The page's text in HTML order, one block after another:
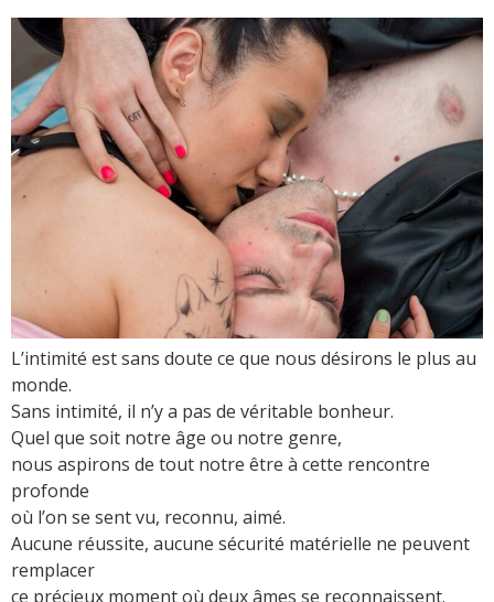
L’intimité est sans doute ce que nous désirons le plus au
monde.
Sans intimité, il n’y a pas de véritable bonheur.
Quel que soit notre âge ou notre genre,
nous aspirons de tout notre être à cette rencontre
profonde
où l’on se sent vu, reconnu, aimé.
Aucune réussite, aucune sécurité matérielle ne peuvent
remplacer
ce précieux moment où deux âmes se reconnaissent.